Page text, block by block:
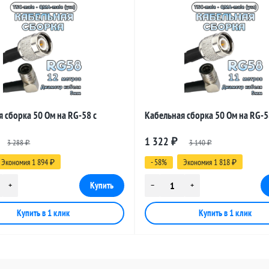
сборка 50 Ом на RG-58 с
3 288₽
Экономия 1 894₽
Кабельная сборка 50 Ом на RG-
11 метров
1 322 ₽ 3 140₽
- 58% Экономия 1 818 ₽